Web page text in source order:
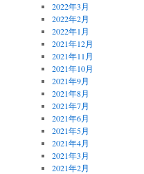
2022年3月
2022年2月
2022年1月
2021年12月
2021年11月
2021年10月
2021年9月
2021年8月
2021年7月
2021年6月
2021年5月
2021年4月
2021年3月
2021年2月